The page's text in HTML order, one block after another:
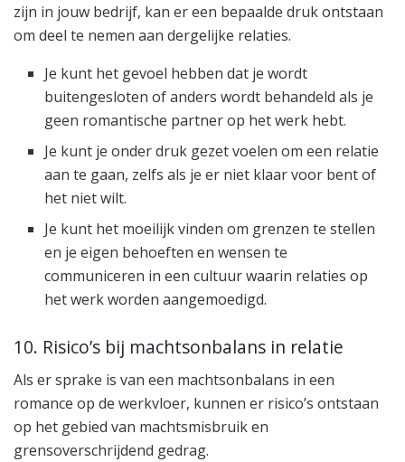
zijn in jouw bedrijf, kan er een bepaalde druk ontstaan
om deel te nemen aan dergelijke relaties.
Je kunt het gevoel hebben dat je wordt
buitengesloten of anders wordt behandeld als je
geen romantische partner op het werk hebt.
Je kunt je onder druk gezet voelen om een relatie
aan te gaan, zelfs als je er niet klaar voor bent of
het niet wilt.
Je kunt het moeilijk vinden om grenzen te stellen
en je eigen behoeften en wensen te
communiceren in een cultuur waarin relaties op
het werk worden aangemoedigd.
10. Risico’s bij machtsonbalans in relatie
Als er sprake is van een machtsonbalans in een
romance op de werkvloer, kunnen er risico’s ontstaan
op het gebied van machtsmisbruik en
grensoverschrijdend gedrag.